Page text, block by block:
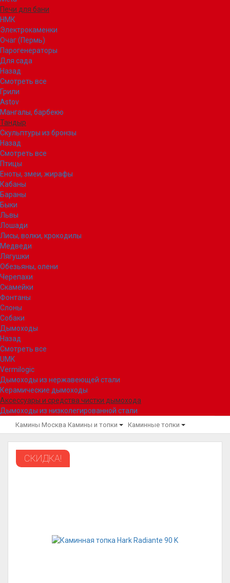
Печи для бани
НМК
Электрокаменки
Очаг (Пермь)
Парогенераторы
Для сада
Назад
Смотреть все
Грили
Astov
Мангалы, барбекю
Тандыр
Скульптуры из бронзы
Назад
Смотреть все
Птицы
Еноты, змеи, жирафы
Кабаны
Бараны
Быки
Львы
Лошади
Лисы, волки, крокодилы
Медведи
Лягушки
Обезьяны, олени
Черепахи
Скамейки
Фонтаны
Слоны
Собаки
Дымоходы
Назад
Смотреть все
UMK
Vermilogic
Дымоходы из нержавеющей стали
Керамические дымоходы
Аксессуары и средства чистки дымохода
Дымоходы из низколегированной стали
Камины Москва Камины и топки Каминные топки
СКИДКА!